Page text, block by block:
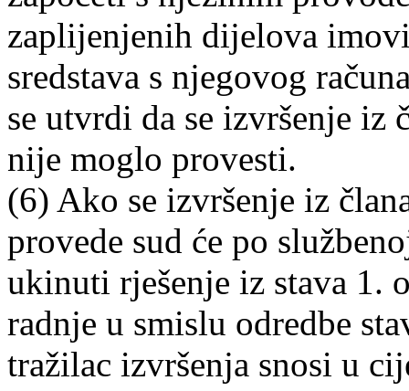
zaplijenjenih dijelova
sredstava s njegovog
se utvrdi da se izvršenje iz
nije moglo provesti.
(6) Ako se izvršenje iz
provede sud će po
ukinuti rješenje iz stava 1.
radnje u smislu odredbe
tražilac izvršenja snosi u